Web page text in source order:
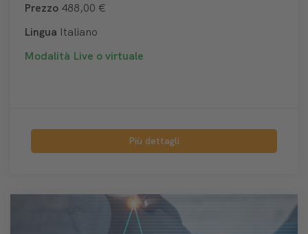
Prezzo 488,00 €
Lingua Italiano
Modalità Live o virtuale
Più dettagli